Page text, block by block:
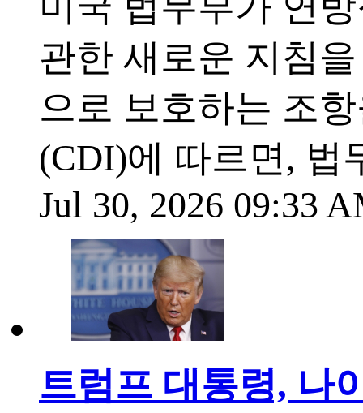
관한 새로운 지침
으로 보호하는 조
(CDI)에 따르면, 법
Jul 30, 2026 09:33
트럼프 대통령, 나